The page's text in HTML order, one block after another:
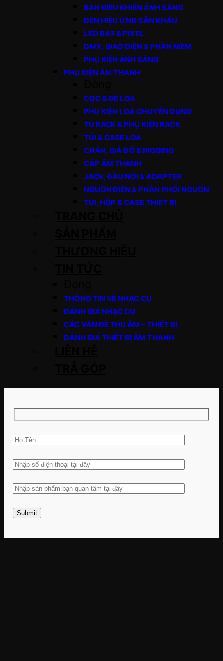
BÀN ĐIỀU KHIỂN ÁNH SÁNG
ĐÈN HIỆU ỨNG SÂN KHẤU
LED BAR & PIXEL
DMX, GIAO DIỆN & PHẦN MỀM
PHỤ KIỆN ÁNH SÁNG
PHỤ KIỆN ÂM THANH
CỌC & ĐẾ LOA
PHỤ KIỆN LOA CHUYÊN DỤNG
TỦ RACK & PHỤ KIỆN RACK
TÚI & CASE LOA
CHÂN, GIÁ ĐỠ & RIGGING
CÁP ÂM THANH
JACK, ĐẦU NỐI & ADAPTER
NGUỒN ĐIỆN & PHÂN PHỐI NGUỒN
TÚI, HỘP & CASE THIẾT BỊ
THÔNG TIN VỀ NHẠC CỤ
ĐÁNH GIÁ NHẠC CỤ
CÁC VẤN ĐỀ THU ÂM – THIẾT BỊ
ĐÁNH GIÁ THIẾT BỊ ÂM THANH